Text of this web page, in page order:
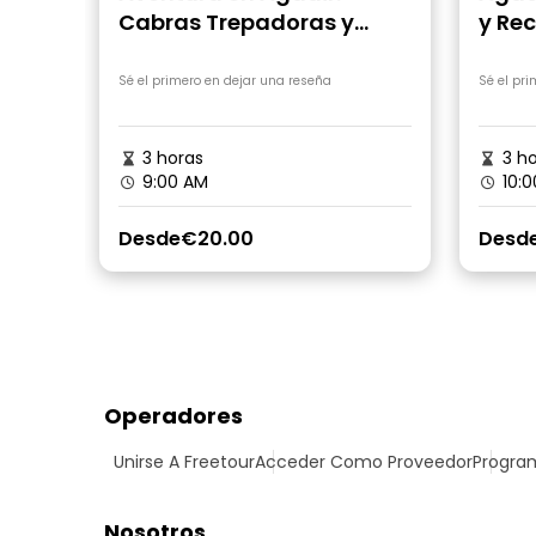
Cabras Trepadoras y
Sé el primero en dejar una reseña
3 horas
9:00 AM
Desde€20.00
y
Sé el
3
Operadores
Unirse A FreetourAcceder Como Proveedor